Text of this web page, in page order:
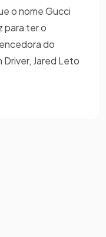
o nome Gucci
para ter o
do
Jared Leto